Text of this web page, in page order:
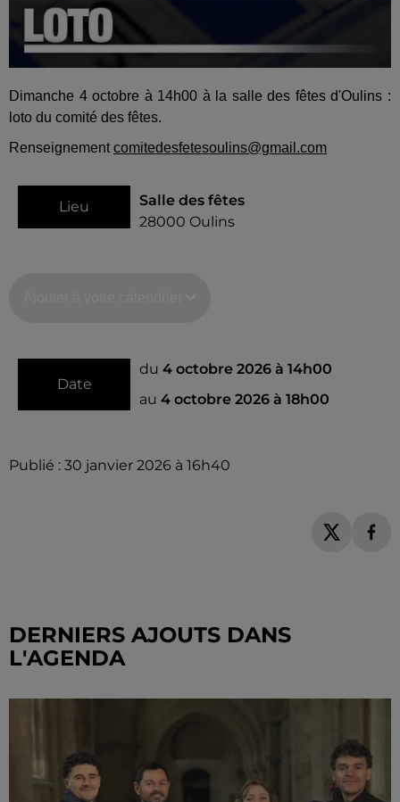
Dimanche 4 octobre à 14h00 à la salle des fêtes d'Oulins :
loto du comité des fêtes.
Renseignementcomitedesfetesoulins@gmail.com
Lieu
Salle des fêtes
28000 Oulins
Date
du 4 octobre 2026 à 14h00
au 4 octobre 2026 à 18h00
Publié : 30 janvier 2026 à 16h40
DERNIERS AJOUTS DANS
L'AGENDA